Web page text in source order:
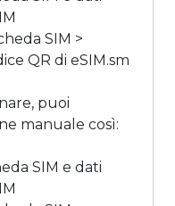
SIM >
QR di eSIM.sm
puoi
manuale così:
SIM e dati